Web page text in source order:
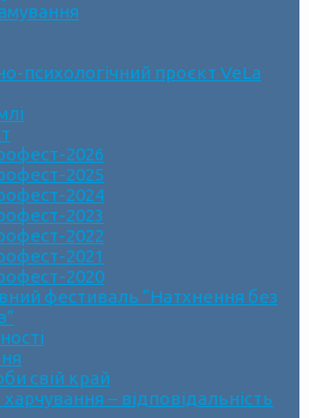
психологічний проєкт VeLa
2026
2025
2024
2023
2022
2021
2020
фестиваль “Натхнення без
свій край
– відповідальність